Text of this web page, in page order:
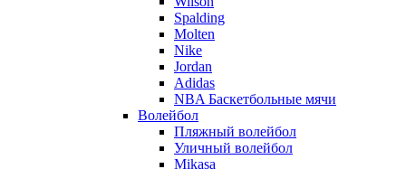
Spalding
Molten
Nike
Jordan
Adidas
NBA Баскетбольные мячи
Волейбол
Пляжный волейбол
Уличный волейбол
Mikasa